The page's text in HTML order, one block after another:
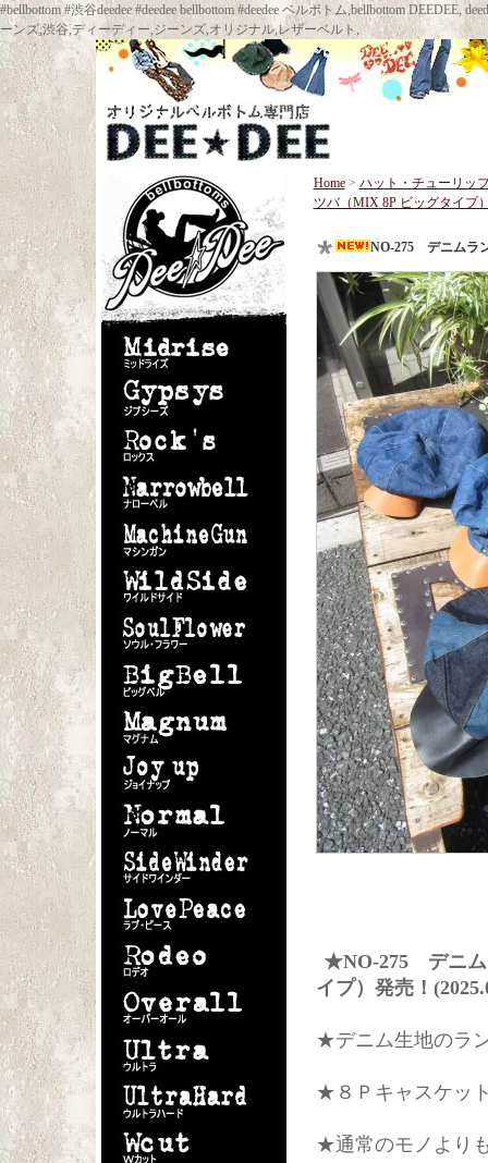
#bellbottom #渋谷deedee #deedee bellbottom #deedee ベルボトム,bellbottom
ーンズ,渋谷,ディーディー,ジーンズ,オリジナル,レザーベルト,
Home> ハット・チューリッ
ツバ（MIX 8P ビッグタイプ
NO-275 デニムラ
★NO-275 デニム
イプ）発売！
★デニム生地のラ
★８Ｐキャスケッ
★通常のモノより